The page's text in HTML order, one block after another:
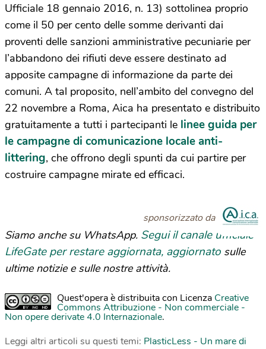
Ufficiale 18 gennaio 2016, n. 13) sottolinea proprio
come il 50 per cento delle somme derivanti dai
proventi delle sanzioni amministrative pecuniarie per
l’abbandono dei rifiuti deve essere destinato ad
apposite campagne di informazione da parte dei
comuni. A tal proposito, nell’ambito del convegno del
22 novembre a Roma, Aica ha presentato e distribuito
gratuitamente a tutti i partecipanti le linee guida per
le campagne di comunicazione locale anti-
littering, che offrono degli spunti da cui partire per
costruire campagne mirate ed efficaci.
sponsorizzato da
Siamo anche su WhatsApp. Segui il canale ufficiale
LifeGate per restare aggiornata, aggiornato sulle
ultime notizie e sulle nostre attività.
Quest'opera è distribuita con Licenza Creative
Commons Attribuzione - Non commerciale -
Non opere derivate 4.0 Internazionale.
Leggi altri articoli su questi temi: PlasticLess - Un mare di